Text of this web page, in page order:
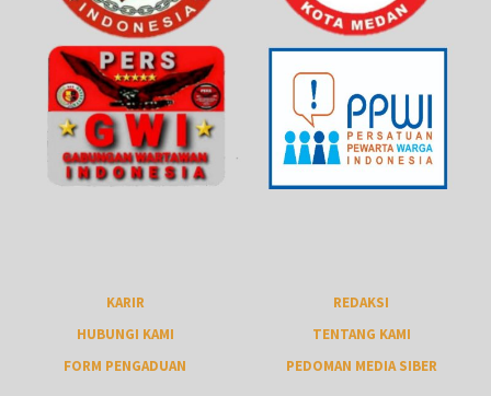
KARIR
REDAKSI
HUBUNGI KAMI
TENTANG KAMI
FORM PENGADUAN
PEDOMAN MEDIA SIBER